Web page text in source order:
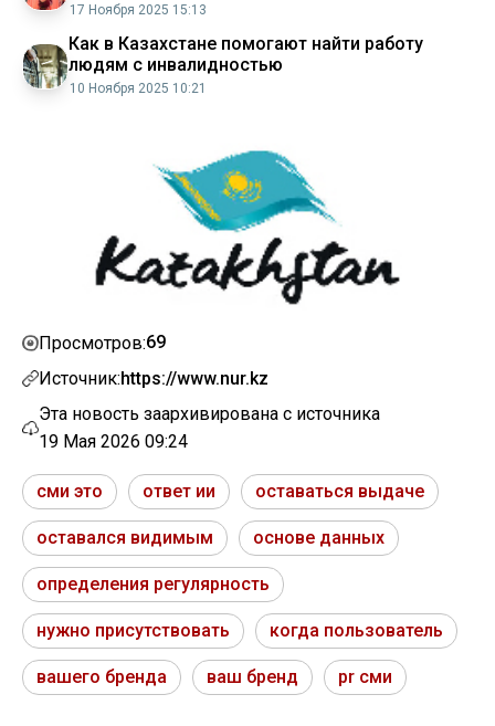
17 Ноября 2025 15:13
Как в Казахстане помогают найти работу
людям с инвалидностью
10 Ноября 2025 10:21
Просмотров:69
Источник:https://www.nur.kz
Эта новость заархивирована с источника
19 Мая 2026 09:24
сми это ответ ии оставаться выдаче
оставался видимым основе данных
определения регулярность
нужно присутствовать когда пользователь
вашего бренда ваш бренд pr сми